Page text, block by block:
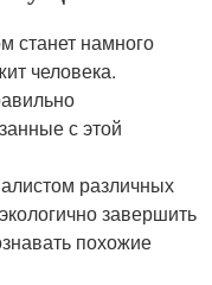
станет намного
человека.
с этой
различных
завершить
похожие